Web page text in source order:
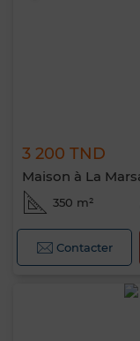
3 200 TND
Maison à La
350 m²
Contacter